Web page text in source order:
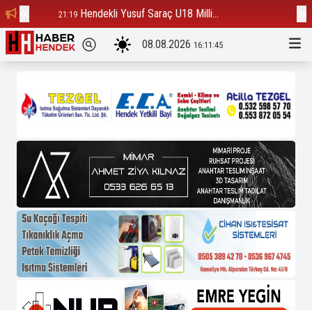
21:19 Hendekli Yusuf Saraç U18 Milli...
08.08.2026 16:11:46